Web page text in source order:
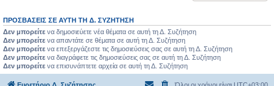
ΠΡΟΣΒΆΣΕΙΣ ΣΕ ΑΥΤΉ ΤΗ Δ. ΣΥΖΉΤΗΣΗ
Δεν μπορείτε να δημοσιεύετε νέα θέματα σε αυτή τη Δ. Συζήτηση
Δεν μπορείτε να απαντάτε σε θέματα σε αυτή τη Δ. Συζήτηση
Δεν μπορείτε να επεξεργάζεστε τις δημοσιεύσεις σας σε αυτή τη Δ. Συζήτηση
Δεν μπορείτε να διαγράφετε τις δημοσιεύσεις σας σε αυτή τη Δ. Συζήτηση
Δεν μπορείτε να επισυνάπτετε αρχεία σε αυτή τη Δ. Συζήτηση
Ευρετήριο Δ. Συζήτησης Όλοι οι χρόνοι είναι UTC+03:00